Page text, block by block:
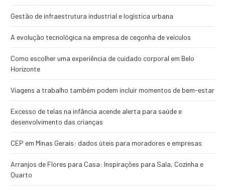
Gestão de infraestrutura industrial e logística urbana
A evolução tecnológica na empresa de cegonha de veículos
Como escolher uma experiência de cuidado corporal em Belo
Horizonte
Viagens a trabalho também podem incluir momentos de bem-estar
Excesso de telas na infância acende alerta para saúde e
desenvolvimento das crianças
CEP em Minas Gerais: dados úteis para moradores e empresas
Arranjos de Flores para Casa: Inspirações para Sala, Cozinha e
Quarto